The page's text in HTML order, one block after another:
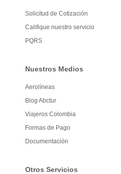
Solicitud de Cotización
Califique nuestro servicio
PQRS
Nuestros Medios
Aerolíneas
Blog Abctur
Viajeros Colombia
Formas de Pago
Documentación
Otros Servicios